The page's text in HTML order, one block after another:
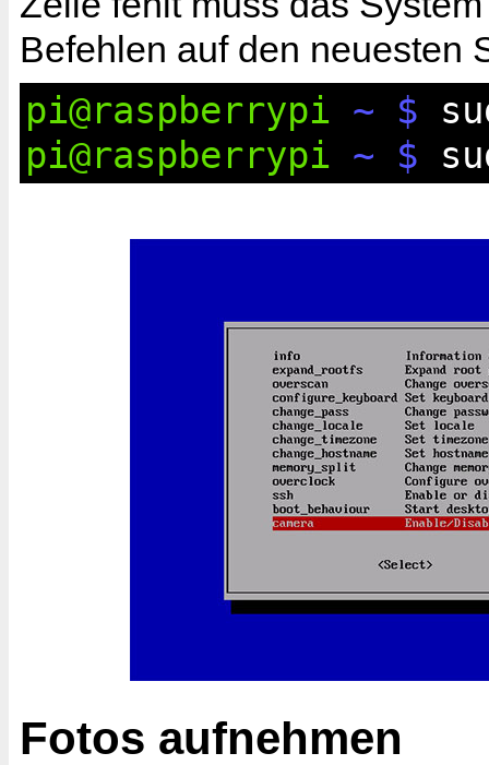
Befehlen auf den neuesten
pi@raspberrypi ~ $
pi@raspberrypi ~ $
Fotos aufnehmen